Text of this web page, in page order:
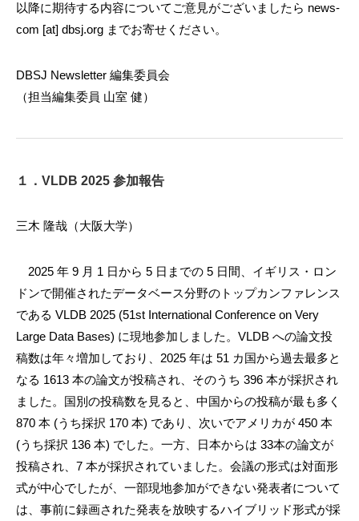
以降に期待する内容についてご意見がございましたら news-
com [at] dbsj.org までお寄せください。
DBSJ Newsletter 編集委員会
（担当編集委員 山室 健）
１．VLDB 2025 参加報告
三木 隆哉（大阪大学）
2025 年 9 月 1 日から 5 日までの 5 日間、イギリス・ロン
ドンで開催されたデータベース分野のトップカンファレンス
である VLDB 2025 (51st International Conference on Very
Large Data Bases) に現地参加しました。VLDB への論文投
稿数は年々増加しており、2025 年は 51 カ国から過去最多と
なる 1613 本の論文が投稿され、そのうち 396 本が採択され
ました。国別の投稿数を見ると、中国からの投稿が最も多く
870 本 (うち採択 170 本) であり、次いでアメリカが 450 本
(うち採択 136 本) でした。一方、日本からは 33本の論文が
投稿され、7 本が採択されていました。会議の形式は対面形
式が中心でしたが、一部現地参加ができない発表者について
は、事前に録画された発表を放映するハイブリッド形式が採